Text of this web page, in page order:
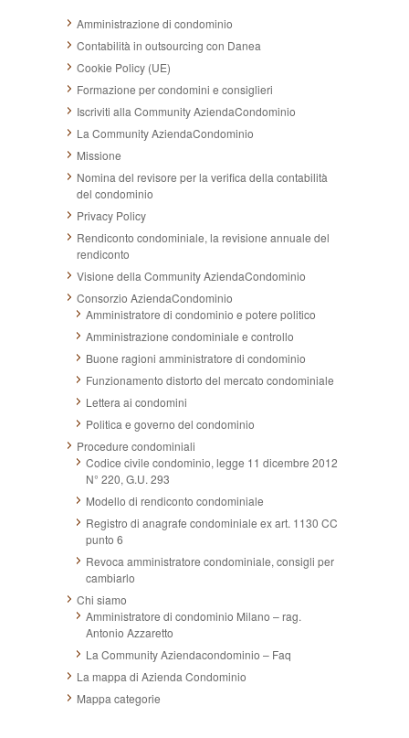
Amministrazione di condominio
Contabilità in outsourcing con Danea
Cookie Policy (UE)
Formazione per condomini e consiglieri
Iscriviti alla Community AziendaCondominio
La Community AziendaCondominio
Missione
Nomina del revisore per la verifica della contabilità
del condominio
Privacy Policy
Rendiconto condominiale, la revisione annuale del
rendiconto
Visione della Community AziendaCondominio
Consorzio AziendaCondominio
Amministratore di condominio e potere politico
Amministrazione condominiale e controllo
Buone ragioni amministratore di condominio
Funzionamento distorto del mercato condominiale
Lettera ai condomini
Politica e governo del condominio
Procedure condominiali
Codice civile condominio, legge 11 dicembre 2012
N° 220, G.U. 293
Modello di rendiconto condominiale
Registro di anagrafe condominiale ex art. 1130 CC
punto 6
Revoca amministratore condominiale, consigli per
cambiarlo
Chi siamo
Amministratore di condominio Milano – rag.
Antonio Azzaretto
La Community Aziendacondominio – Faq
La mappa di Azienda Condominio
Mappa categorie